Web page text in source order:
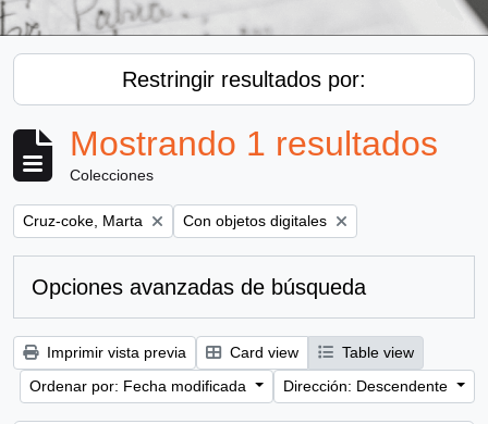
Restringir resultados por:
Mostrando 1 resultados
Colecciones
Remove filter:
Cruz-coke, Marta Remove filter:
Con objetos digitales
Opciones avanzadas de búsqueda
Imprimir vista previa Card view
Table view
Ordenar por: Fecha modificada
Dirección: Descendente